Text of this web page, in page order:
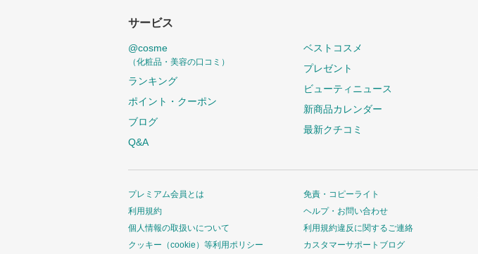
サービス
@cosme
（化粧品・美容の口コミ）
ランキング
ポイント・クーポン
ブログ
Q&A
ベストコスメ
プレゼント
ビューティニュース
新商品カレンダー
最新クチコミ
プレミアム会員とは
利用規約
個人情報の取扱いについて
クッキー（cookie）等利用ポリシー
免責・コピーライト
ヘルプ・お問い合わせ
利用規約違反に関するご連絡
カスタマーサポートブログ